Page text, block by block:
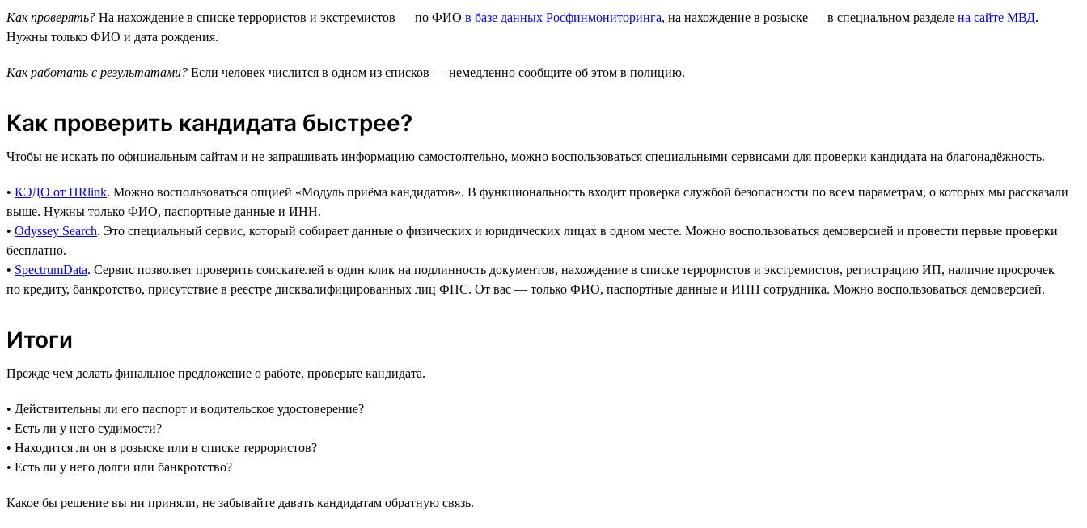
Как проверять? На нахождение в списке террористов и экстремистов — по ФИО в базе данных Росфинмониторинга, на нахождение в розыске — в специальном разделе на сайте МВД.
Нужны только ФИО и дата рождения.
Как работать с результатами? Если человек числится в одном из списков — немедленно сообщите об этом в полицию.
Как проверить кандидата быстрее?
Чтобы не искать по официальным сайтам и не запрашивать информацию самостоятельно, можно воспользоваться специальными сервисами для проверки кандидата на благонадёжность.
• КЭДО от HRlink. Можно воспользоваться опцией «Модуль приёма кандидатов». В функциональность входит проверка службой безопасности по всем параметрам, о которых мы рассказали
выше. Нужны только ФИО, паспортные данные и ИНН.
• Odyssey Search. Это специальный сервис, который собирает данные о физических и юридических лицах в одном месте. Можно воспользоваться демоверсией и провести первые проверки
бесплатно.
• SpectrumData. Сервис позволяет проверить соискателей в один клик на подлинность документов, нахождение в списке террористов и экстремистов, регистрацию ИП, наличие просрочек
по кредиту, банкротство, присутствие в реестре дисквалифицированных лиц ФНС. От вас — только ФИО, паспортные данные и ИНН сотрудника. Можно воспользоваться демоверсией.
Итоги
Прежде чем делать финальное предложение о работе, проверьте кандидата.
• Действительны ли его паспорт и водительское удостоверение?
• Есть ли у него судимости?
• Находится ли он в розыске или в списке террористов?
• Есть ли у него долги или банкротство?
Какое бы решение вы ни приняли, не забывайте давать кандидатам обратную связь.